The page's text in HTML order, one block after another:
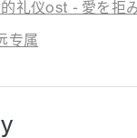
礼仪ost - 愛を拒
专属